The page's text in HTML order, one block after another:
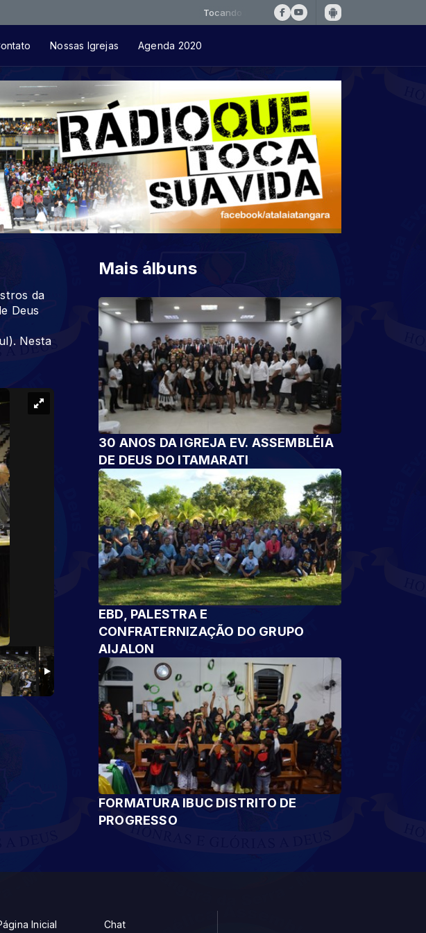
Tocando agora: falcaoejosue-amor-verdadeiro-0df50a06
Nossas Igrejas Agenda 2020
da
Deus
Nesta
Mais álbuns
30 ANOS DA IGREJA EV. ASSEMBLÉIA
DE DEUS DO ITAMARATI
EBD, PALESTRA E
CONFRATERNIZAÇÃO DO GRUPO
AIJALON
FORMATURA IBUC DISTRITO DE
PROGRESSO
Inicial Chat